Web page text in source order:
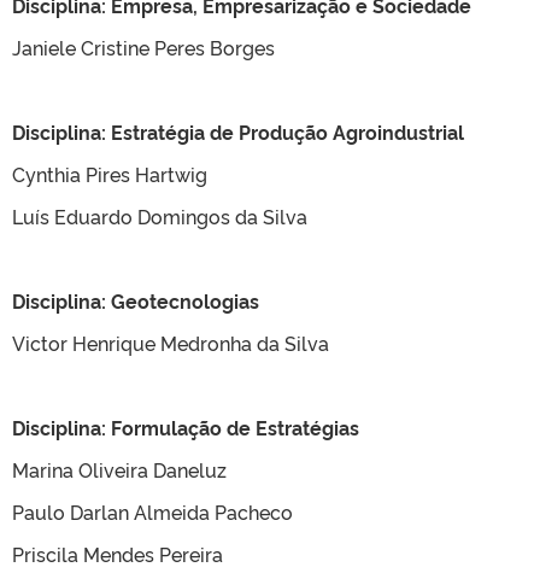
Janiele Cristine Peres Borges
Disciplina: Estratégia de Produção Agroindustrial
Cynthia Pires Hartwig
Luís Eduardo Domingos da Silva
Disciplina: Geotecnologias
Victor Henrique Medronha da Silva
Disciplina: Formulação de Estratégias
Marina Oliveira Daneluz
Paulo Darlan Almeida Pacheco
Priscila Mendes Pereira